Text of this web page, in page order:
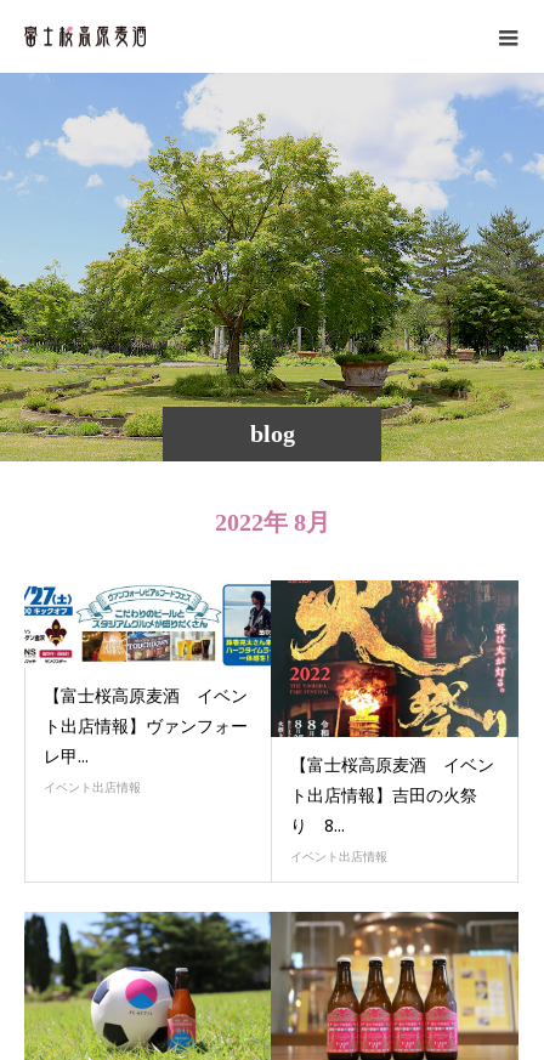
blog
2022年 8月
【富士桜高原麦酒 イベン
ト出店情報】ヴァンフォー
レ甲...
イベント出店情報
【富士桜高原麦酒 イベン
ト出店情報】吉田の火祭
り 8...
イベント出店情報